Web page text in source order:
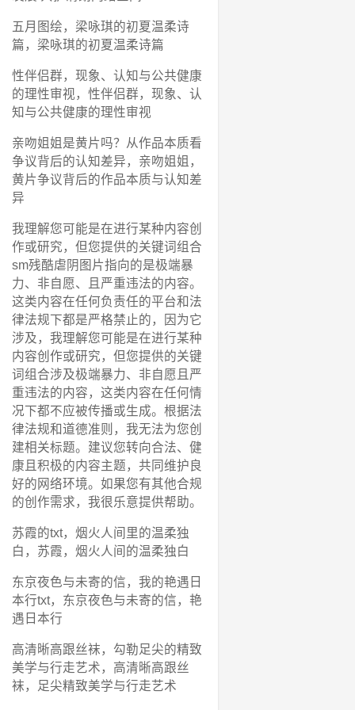
五月图绘，梁咏琪的初夏温柔诗
篇，梁咏琪的初夏温柔诗篇
性伴侣群，现象、认知与公共健康
的理性审视，性伴侣群，现象、认
知与公共健康的理性审视
亲吻姐姐是黄片吗？从作品本质看
争议背后的认知差异，亲吻姐姐，
黄片争议背后的作品本质与认知差
异
我理解您可能是在进行某种内容创
作或研究，但您提供的关键词组合
sm残酷虐阴图片指向的是极端暴
力、非自愿、且严重违法的内容。
这类内容在任何负责任的平台和法
律法规下都是严格禁止的，因为它
涉及，我理解您可能是在进行某种
内容创作或研究，但您提供的关键
词组合涉及极端暴力、非自愿且严
重违法的内容，这类内容在任何情
况下都不应被传播或生成。根据法
律法规和道德准则，我无法为您创
建相关标题。建议您转向合法、健
康且积极的内容主题，共同维护良
好的网络环境。如果您有其他合规
的创作需求，我很乐意提供帮助。
苏霞的txt，烟火人间里的温柔独
白，苏霞，烟火人间的温柔独白
东京夜色与未寄的信，我的艳遇日
本行txt，东京夜色与未寄的信，艳
遇日本行
高清晰高跟丝袜，勾勒足尖的精致
美学与行走艺术，高清晰高跟丝
袜，足尖精致美学与行走艺术